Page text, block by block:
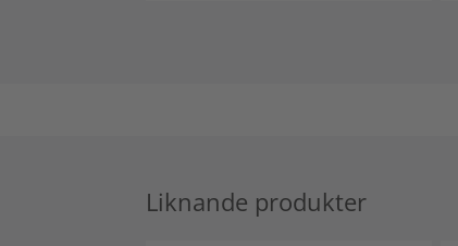
Liknande produkter